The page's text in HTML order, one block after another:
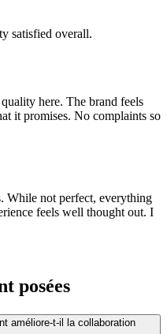
satisfied overall.
here. The brand feels
it promises. No complaints so
While not perfect, everything
feels well thought out. I
posées
améliore-t-il la collaboration